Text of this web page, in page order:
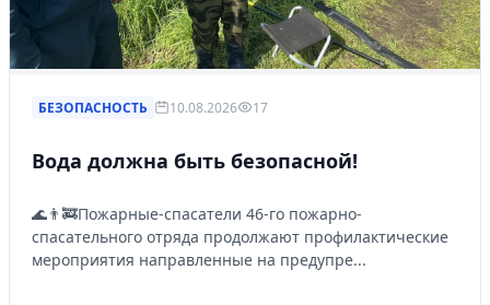
БЕЗОПАСНОСТЬ 10.08.2026 17
Вода должна быть безопасной!
🌊👨‍🚒Пожарные-спасатели 46-го пожарно-
спасательного отряда продолжают профилактические
мероприятия направленные на предупре...